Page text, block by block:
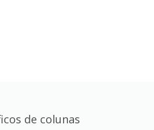
de colunas